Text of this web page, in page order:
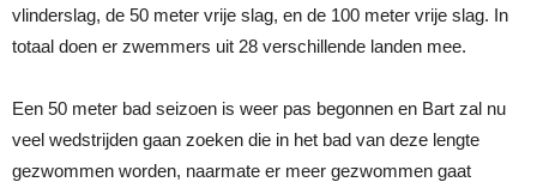
vlinderslag, de 50 meter vrije slag, en de 100 meter vrije slag. In
totaal doen er zwemmers uit 28 verschillende landen mee.
Een 50 meter bad seizoen is weer pas begonnen en Bart zal nu
veel wedstrijden gaan zoeken die in het bad van deze lengte
gezwommen worden, naarmate er meer gezwommen gaat